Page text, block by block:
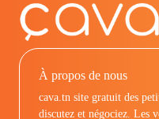
À propos de nous
cava.tn site gratuit des
discutez et négociez. Les